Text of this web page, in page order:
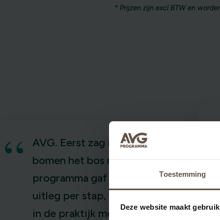
Toestemming
Deze website maakt
* Prijzen zijn excl BTW en
“
AVG. Eerst zag ik door de
bomen het bos niet meer. Het
programma gaf begrijpelijke
uitleg per stap, waar – door het
in de praktijk meeviel. Wat een